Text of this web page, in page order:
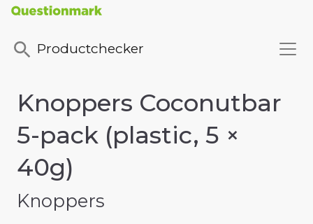
Productchecker
Knoppers Coconutbar
5-pack (plastic, 5 ×
40g)
Knoppers